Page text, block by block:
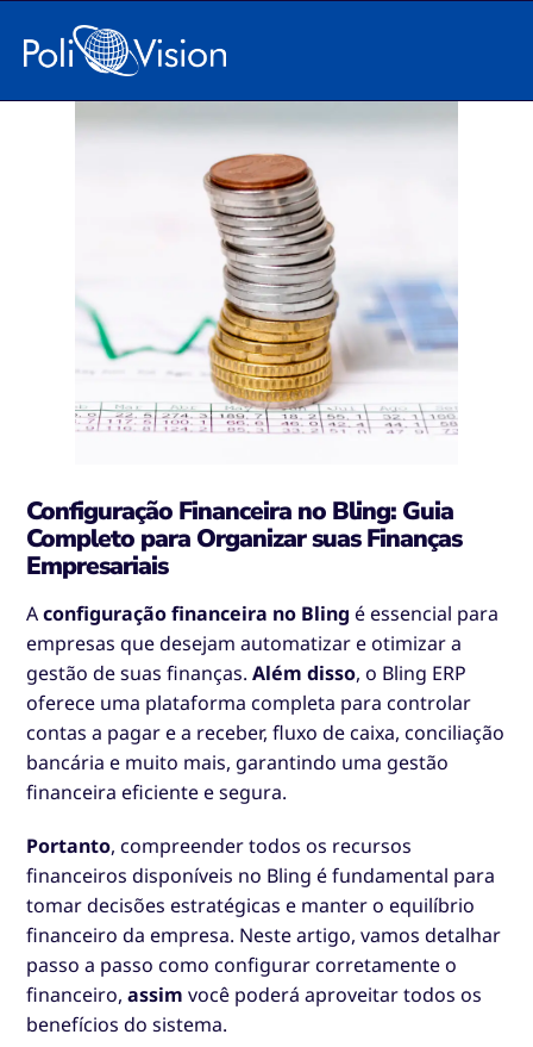
Configuração Financeira no Bling
Configuração Financeira no Bling: Guia
Completo para Organizar suas Finanças
Empresariais
Aconfiguração financeira no Bling é essencial para
empresas que desejam automatizar e otimizar a
gestão de suas finanças.Além disso, o Bling ERP
oferece uma plataforma completa para controlar
contas a pagar e a receber, fluxo de caixa, conciliação
bancária e muito mais, garantindo uma gestão
financeira eficiente e segura.
Portanto, compreender todos os recursos
financeiros disponíveis no Bling é fundamental para
tomar decisões estratégicas e manter o equilíbrio
financeiro da empresa. Neste artigo, vamos detalhar
passo a passo como configurar corretamente o
financeiro,assim você poderá aproveitar todos os
benefícios do sistema.